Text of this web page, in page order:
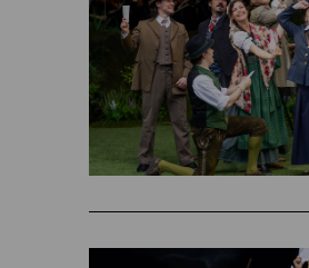
Die Presse
„(…) überzeugt
Post. Oliver Baier
durchtriebenen
Friedrich).“
Salzburger
„'Der Vogelhändler'